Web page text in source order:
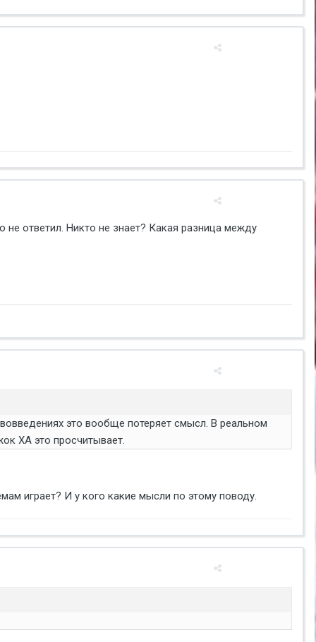
не ответил. Никто не знает? Какая разница между
это вообще потеряет смысл. В реальном
ХА это просчитывает.
играет? И у кого какие мысли по этому поводу.